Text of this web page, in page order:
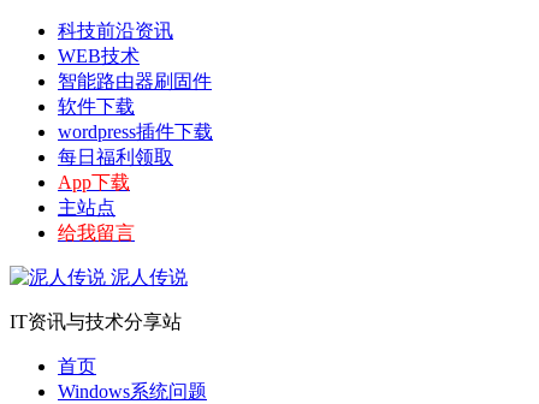
科技前沿资讯
WEB技术
智能路由器刷固件
软件下载
wordpress插件下载
每日福利领取
App下载
主站点
给我留言
泥人传说
IT资讯与技术分享站
首页
Windows系统问题